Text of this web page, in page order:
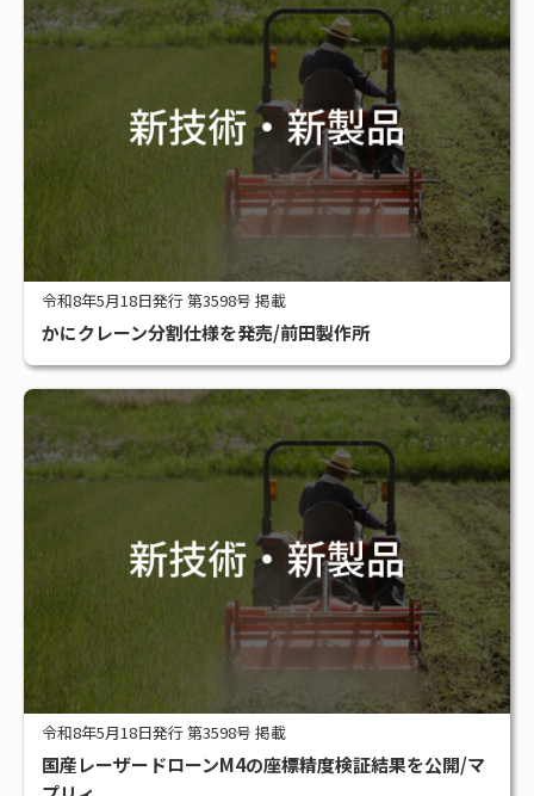
令和8年5月18日発行 第3598号 掲載
かにクレーン分割仕様を発売/前田製作所
令和8年5月18日発行 第3598号 掲載
国産レーザードローンM4の座標精度検証結果を公開/マ